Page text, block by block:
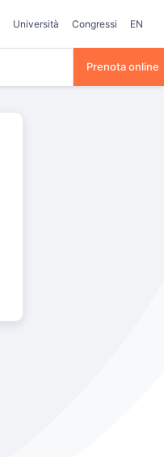
Università Congressi EN
Prenota online